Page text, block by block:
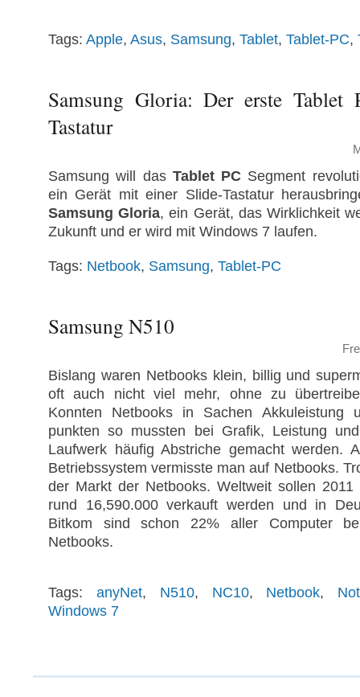
Tags: Apple, Asus, Samsung, Tablet, Tablet-PC,
Samsung Gloria: Der erste Tablet
Tastatur
Samsung will das Tablet PC Segment
ein Gerät mit einer Slide-Tastatur
Samsung Gloria, ein Gerät, das Wirklichkeit
Zukunft und er wird mit Windows 7 laufen.
Tags: Netbook, Samsung, Tablet-PC
Samsung N510
Bislang waren Netbooks klein, billig und
oft auch nicht viel mehr, ohne zu
Konnten Netbooks in Sachen Akkuleistung
punkten so mussten bei Grafik, Leistung
Laufwerk häufig Abstriche gemacht werden.
Betriebssystem vermisste man auf Netbooks.
der Markt der Netbooks. Weltweit sollen 2011
rund 16,590.000 verkauft werden und in
Bitkom sind schon 22% aller Computer
Netbooks.
Tags: anyNet, N510, NC10, Netbook,
Windows 7